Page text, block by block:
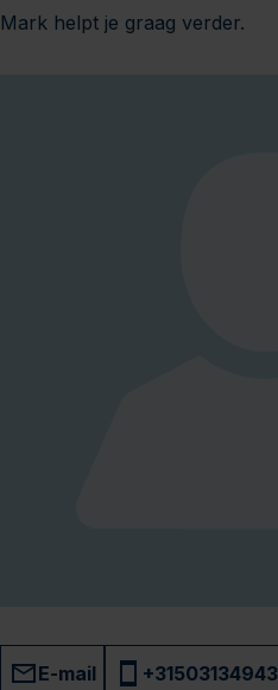
Mark helpt je graag verder.
E-mail +31503134943